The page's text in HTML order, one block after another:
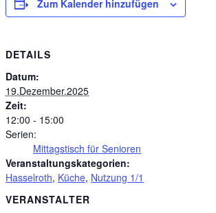
Zum Kalender hinzufügen
DETAILS
Datum:
19.Dezember.2025
Zeit:
12:00 - 15:00
Serien:
Mittagstisch für Senioren
Veranstaltungskategorien:
Hasselroth, Küche, Nutzung 1/1
VERANSTALTER